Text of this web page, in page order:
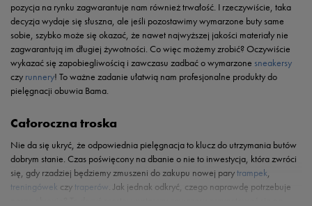
pozycja na rynku zagwarantuje nam również trwałość. I rzeczywiście, taka
decyzja wydaje się słuszna, ale jeśli pozostawimy wymarzone buty same
sobie, szybko może się okazać, że nawet najwyższej jakości materiały nie
zagwarantują im długiej żywotności. Co więc możemy zrobić? Oczywiście
wykazać się zapobiegliwością i zawczasu zadbać o wymarzone sneakersy
czy runnery! To ważne zadanie ułatwią nam profesjonalne produkty do
pielęgnacji obuwia Bama.
Całoroczna troska
Nie da się ukryć, że odpowiednia pielęgnacja to klucz do utrzymania butów
dobrym stanie. Czas poświęcony na dbanie o nie to inwestycja, która zwróci
się, gdy rzadziej będziemy zmuszeni do zakupu nowej parytrampek,
treningówek czy traperów. Jak jednak odkryć, czego naprawdę potrzebuje